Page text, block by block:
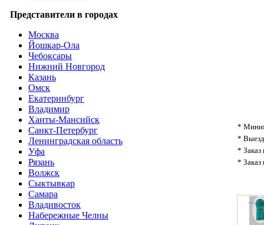
Представители в городах
Москва
Йошкар-Ола
Чебоксары
Нижний Новгород
Казань
Омск
Екатеринбург
Владимир
Ханты-Мансийск
Санкт-Петербург
Ленинградская область
Уфа
Рязань
Волжск
Сыктывкар
Самара
Владивосток
Набережные Челны
*
* Выезд
* Заказ
* Заказ